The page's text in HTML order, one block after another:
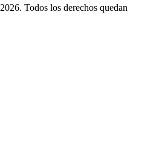
2026. Todos los derechos quedan